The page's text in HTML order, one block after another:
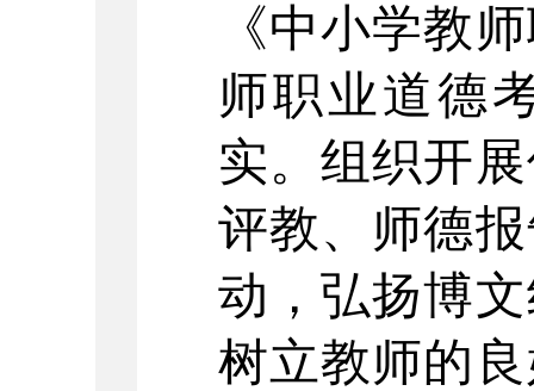
《中小学教
师职业道德
实。组织开
评教、师德
动，弘扬博
树立教师的